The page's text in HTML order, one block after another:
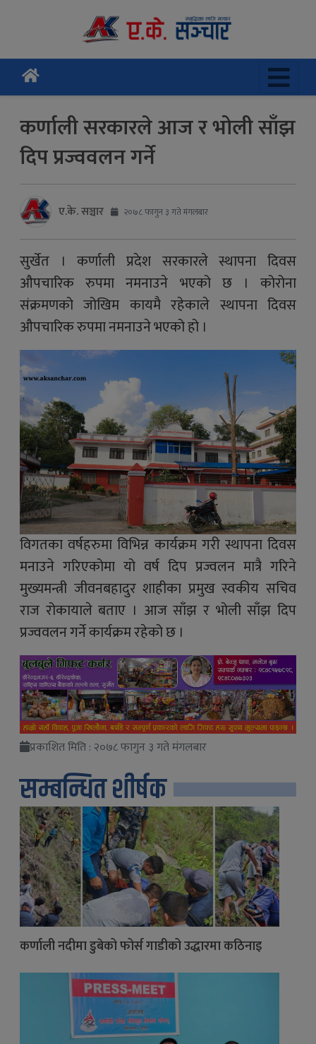
कर्णाली सरकारले आज र भोली साँझ
दिप प्रज्ववलन गर्ने
ए.के. सञ्चार २०७८ फागुन ३ गते मंगलबार
सुर्खेत । कर्णाली प्रदेश सरकारले स्थापना दिवस
औपचारिक रुपमा नमनाउने भएको छ । कोरोना
संक्रमणको जोखिम कायमै रहेकाले स्थापना दिवस
औपचारिक रुपमा नमनाउने भएको हो ।
विगतका वर्षहरुमा विभिन्न कार्यक्रम गरी स्थापना दिवस
मनाउने गरिएकोमा यो वर्ष दिप प्रज्वलन मात्रै गरिने
मुख्यमन्त्री जीवनबहादुर शाहीका प्रमुख स्वकीय सचिव
राज रोकायाले बताए । आज साँझ र भोली साँझ दिप
प्रज्ववलन गर्ने कार्यक्रम रहेको छ ।
प्रकाशित मिति : २०७८ फागुन ३ गते मंगलबार
सम्बन्धित शीर्षक
कर्णाली नदीमा डुबेको फोर्स गाडीको उद्धारमा कठिनाइ